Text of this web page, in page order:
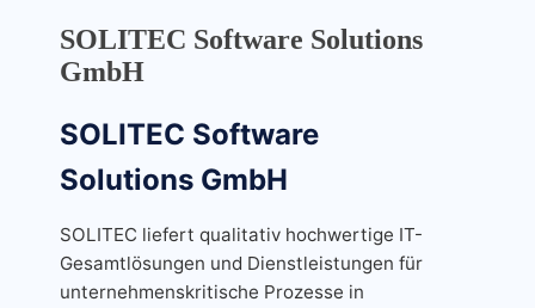
SOLITEC Software Solutions
GmbH
SOLITEC Software
Solutions GmbH
SOLITEC liefert qualitativ hochwertige IT-
Gesamtlösungen und Dienstleistungen für
unternehmenskritische Prozesse in